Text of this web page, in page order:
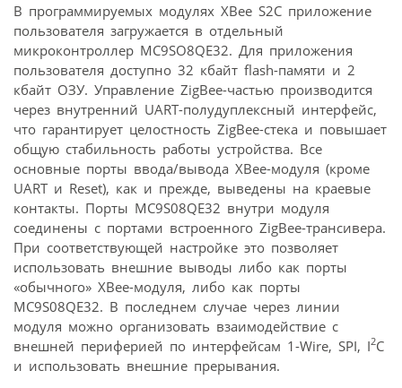
В программируемых модулях XBee S2C приложение
пользователя загружается в отдельный
микроконтроллер MC9SO8QE32. Для приложения
пользователя доступно 32 кбайт flash-памяти и 2
кбайт ОЗУ. Управление ZigBee-частью производится
через внутренний UART-полудуплексный интерфейс,
что гарантирует целостность ZigBee-стека и повышает
общую стабильность работы устройства. Все
основные порты ввода/вывода XBee-модуля (кроме
UART и Reset), как и прежде, выведены на краевые
контакты. Порты MC9S08QE32 внутри модуля
соединены с портами встроенного ZigBee-трансивера.
При соответствующей настройке это позволяет
использовать внешние выводы либо как порты
«обычного» XBee-модуля, либо как порты
MC9S08QE32. В последнем случае через линии
модуля можно организовать взаимодействие с
внешней периферией по интерфейсам 1-Wire, SPI, I2C
и использовать внешние прерывания.